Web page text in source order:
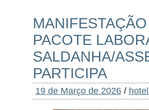
PACOTE
SALDANHA/
PARTICIPA
19 de Março de 2026 /